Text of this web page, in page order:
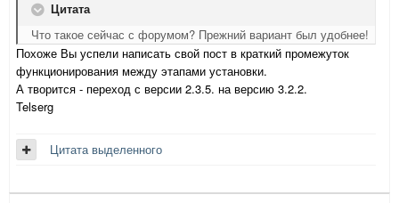
Цитата
Что такое сейчас с форумом? Прежний вариант был удобнее!
Похоже Вы успели написать свой пост в краткий промежуток
функционирования между этапами установки.
А творится - переход с версии 2.3.5. на версию 3.2.2.
Telserg
Цитата выделенного